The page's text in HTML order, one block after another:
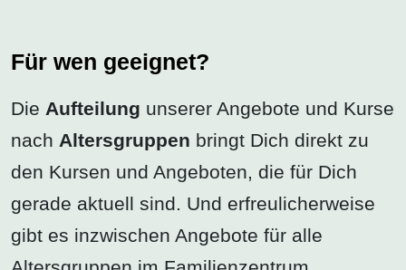
Für wen geeignet?
Die Aufteilung unserer Angebote und Kurse
nach Altersgruppen bringt Dich direkt zu
den Kursen und Angeboten, die für Dich
gerade aktuell sind. Und erfreulicherweise
gibt es inzwischen Angebote für alle